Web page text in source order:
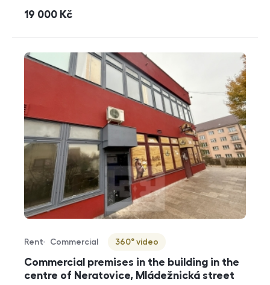
cena
19 000 Kč
Commercial premises in the building in the
centre of Neratovice, Mládežnická street
Offer type
Rent
Property type
Commercial
Virtuální prohlídka
360° video